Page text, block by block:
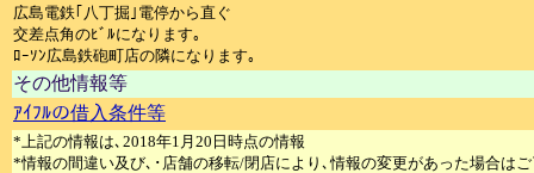
広島電鉄｢八丁掘｣電停から直ぐ
交差点角のﾋﾞﾙになります｡
ﾛｰｿﾝ広島鉄砲町店の隣になります｡
その他情報等
ｱｲﾌﾙの借入条件等
*上記の情報は､2018年1月20日時点の情報
*情報の間違い及び､･店舗の移転/閉店により､情報の変更があった場合は